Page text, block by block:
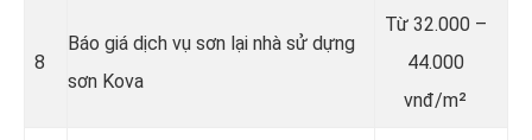
8
Báo giá dịch vụ sơn lại nhà sử dựng
sơn Kova
Từ 32.000 –
44.000
vnđ/m²